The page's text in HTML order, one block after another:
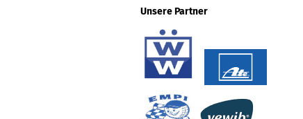
Unsere Partner